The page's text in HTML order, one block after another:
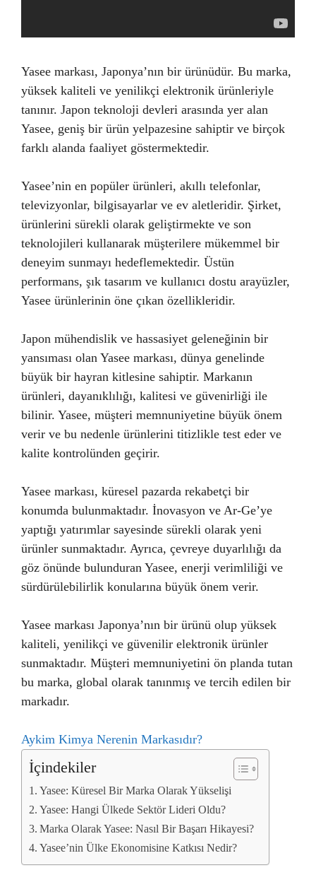
Yasee markası, Japonya’nın bir ürünüdür. Bu marka,
yüksek kaliteli ve yenilikçi elektronik ürünleriyle
tanınır. Japon teknoloji devleri arasında yer alan
Yasee, geniş bir ürün yelpazesine sahiptir ve birçok
farklı alanda faaliyet göstermektedir.
Yasee’nin en popüler ürünleri, akıllı telefonlar,
televizyonlar, bilgisayarlar ve ev aletleridir. Şirket,
ürünlerini sürekli olarak geliştirmekte ve son
teknolojileri kullanarak müşterilere mükemmel bir
deneyim sunmayı hedeflemektedir. Üstün
performans, şık tasarım ve kullanıcı dostu arayüzler,
Yasee ürünlerinin öne çıkan özellikleridir.
Japon mühendislik ve hassasiyet geleneğinin bir
yansıması olan Yasee markası, dünya genelinde
büyük bir hayran kitlesine sahiptir. Markanın
ürünleri, dayanıklılığı, kalitesi ve güvenirliği ile
bilinir. Yasee, müşteri memnuniyetine büyük önem
verir ve bu nedenle ürünlerini titizlikle test eder ve
kalite kontrolünden geçirir.
Yasee markası, küresel pazarda rekabetçi bir
konumda bulunmaktadır. İnovasyon ve Ar-Ge’ye
yaptığı yatırımlar sayesinde sürekli olarak yeni
ürünler sunmaktadır. Ayrıca, çevreye duyarlılığı da
göz önünde bulunduran Yasee, enerji verimliliği ve
sürdürülebilirlik konularına büyük önem verir.
Yasee markası Japonya’nın bir ürünü olup yüksek
kaliteli, yenilikçi ve güvenilir elektronik ürünler
sunmaktadır. Müşteri memnuniyetini ön planda tutan
bu marka, global olarak tanınmış ve tercih edilen bir
markadır.
Aykim Kimya Nerenin Markasıdır?
İçindekiler
Yasee: Küresel Bir Marka Olarak Yükselişi
Yasee: Hangi Ülkede Sektör Lideri Oldu?
Marka Olarak Yasee: Nasıl Bir Başarı Hikayesi?
Yasee’nin Ülke Ekonomisine Katkısı Nedir?